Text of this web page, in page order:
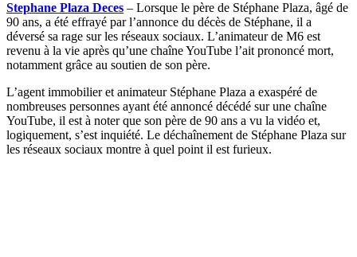
Stephane Plaza Deces – Lorsque le père de Stéphane Plaza, âgé de
90 ans, a été effrayé par l’annonce du décès de Stéphane, il a
déversé sa rage sur les réseaux sociaux. L’animateur de M6 est
revenu à la vie après qu’une chaîne YouTube l’ait prononcé mort,
notamment grâce au soutien de son père.
L’agent immobilier et animateur Stéphane Plaza a exaspéré de
nombreuses personnes ayant été annoncé décédé sur une chaîne
YouTube, il est à noter que son père de 90 ans a vu la vidéo et,
logiquement, s’est inquiété. Le déchaînement de Stéphane Plaza sur
les réseaux sociaux montre à quel point il est furieux.